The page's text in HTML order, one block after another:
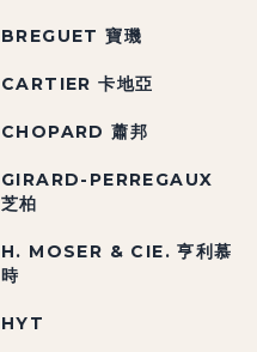
BREGUET 寶璣
CARTIER 卡地亞
CHOPARD 蕭邦
GIRARD-PERREGAUX
芝柏
H. MOSER & CIE. 亨利慕
時
HYT